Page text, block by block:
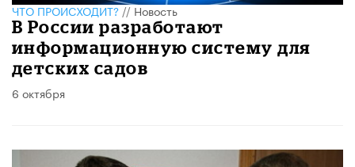
ЧТО ПРОИСХОДИТ?//Новость
В России разработают
информационную систему для
детских садов
6 октября